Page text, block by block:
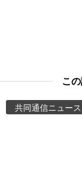
Images
People
こ
共同通信ニュース